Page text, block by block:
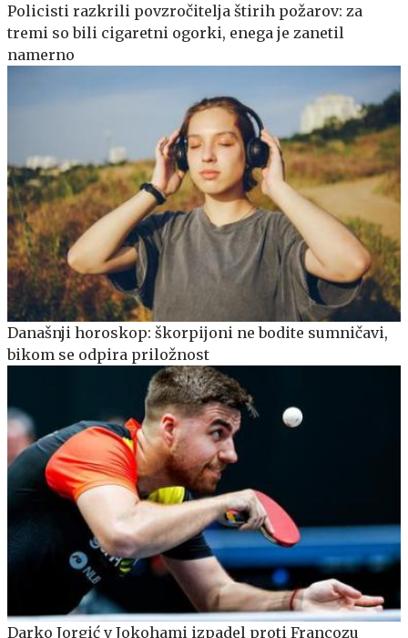
Policisti razkrili povzročitelja štirih požarov: za
tremi so bili cigaretni ogorki, enega je zanetil
namerno
Današnji horoskop: škorpijoni ne bodite sumničavi,
bikom se odpira priložnost
Darko Jorgić v Jokohami izpadel proti Francozu